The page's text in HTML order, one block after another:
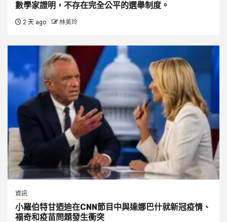
數學家證明，不存在完全公平的選舉制度。
2 天 ago 林美玲
資訊
小羅伯特甘迺迪在CNN節目中與達娜巴什就新冠疫情、
福奇和疫苗問題發生衝突